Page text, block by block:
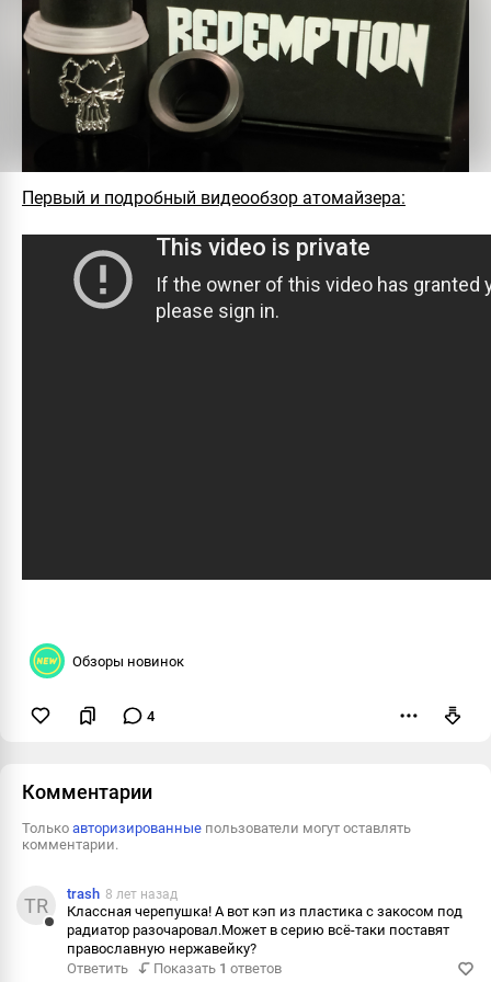
Первый и подробный видеообзор атомайзера:
Обзоры новинок
4
Комментарии
Только авторизированные пользователи могут оставлять
комментарии.
TR trash 8 лет назад
Классная черепушка! А вот кэп из пластика с закосом под
радиатор разочаровал.Может в серию всё-таки поставят
православную нержавейку?
Ответить
Показать 1 ответов
Ответить